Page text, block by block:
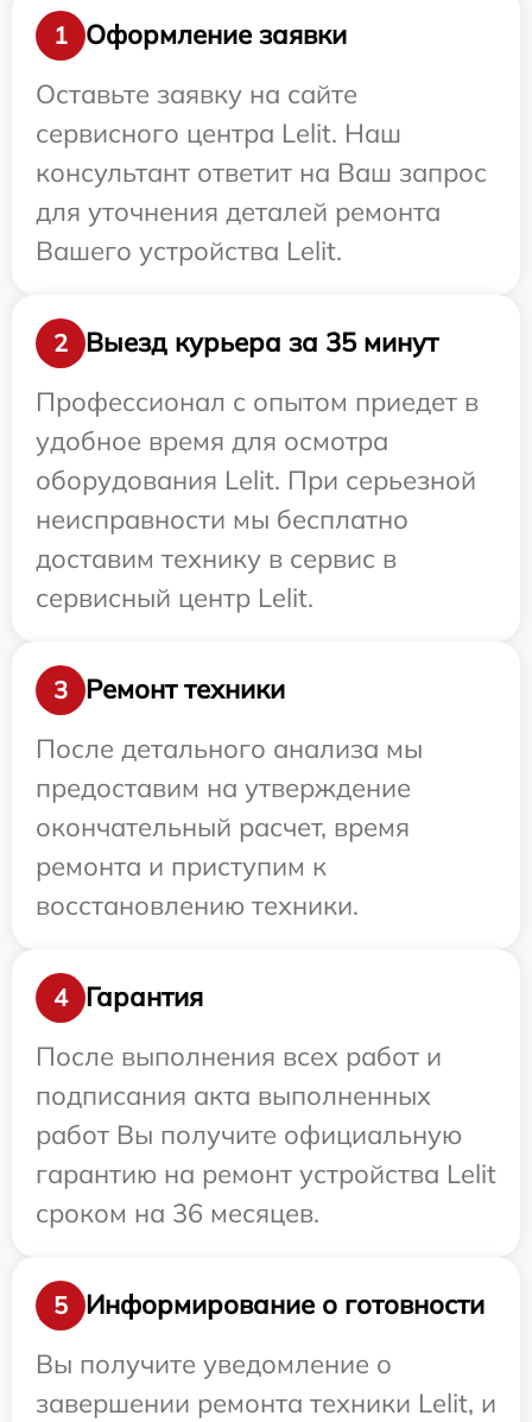
1
Оформление заявки
Оставьте заявку на сайте
сервисного центра Lelit. Наш
консультант ответит на Ваш запрос
для уточнения деталей ремонта
Вашего устройства Lelit.
2
Выезд курьера за 35 минут
Профессионал с опытом приедет в
удобное время для осмотра
оборудования Lelit. При серьезной
неисправности мы бесплатно
доставим технику в сервис в
сервисный центр Lelit.
3
Ремонт техники
После детального анализа мы
предоставим на утверждение
окончательный расчет, время
ремонта и приступим к
восстановлению техники.
4
Гарантия
После выполнения всех работ и
подписания акта выполненных
работ Вы получите официальную
гарантию на ремонт устройства Lelit
сроком на 36 месяцев.
5
Информирование о готовности
Вы получите уведомление о
завершении ремонта техники Lelit, и